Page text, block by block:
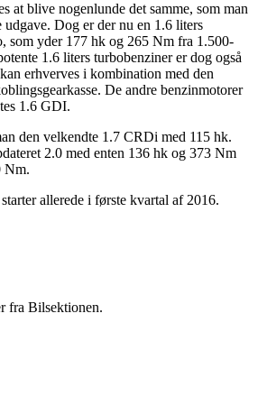
at blive nogenlunde det samme, som man
Dog er der nu en 1.6 liters
som yder 177 hk og 265 Nm fra 1.500-
1.6 liters turbobenziner er dog også
erhverves i kombination med den
De andre benzinmotorer
1.6 GDI.
den velkendte 1.7 CRDi med 115 hk.
2.0 med enten 136 hk og 373 Nm
Nm.
allerede i første kvartal af 2016.
fra Bilsektionen.